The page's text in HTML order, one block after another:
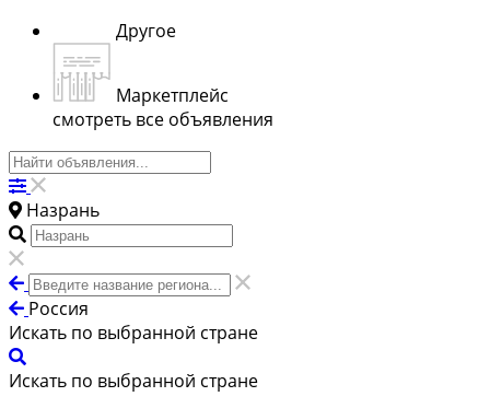
Другое
Маркетплейс
смотреть все объявления
Назрань
Россия
Искать по выбранной стране
Искать по выбранной стране